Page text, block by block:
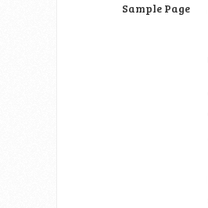
Sample Page